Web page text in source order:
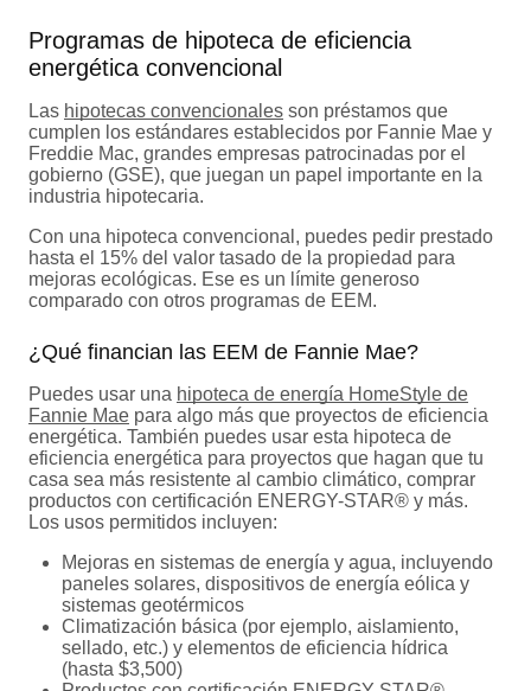
Programas de hipoteca de eficiencia
energética convencional
Las hipotecas convencionales son préstamos que
cumplen los estándares establecidos por Fannie Mae y
Freddie Mac, grandes empresas patrocinadas por el
gobierno (GSE), que juegan un papel importante en la
industria hipotecaria.
Con una hipoteca convencional, puedes pedir prestado
hasta el 15% del valor tasado de la propiedad para
mejoras ecológicas. Ese es un límite generoso
comparado con otros programas de EEM.
¿Qué financian las EEM de Fannie Mae?
Puedes usar una hipoteca de energía HomeStyle de
Fannie Mae para algo más que proyectos de eficiencia
energética. También puedes usar esta hipoteca de
eficiencia energética para proyectos que hagan que tu
casa sea más resistente al cambio climático, comprar
productos con certificación ENERGY-STAR® y más.
Los usos permitidos incluyen:
Mejoras en sistemas de energía y agua, incluyendo
paneles solares, dispositivos de energía eólica y
sistemas geotérmicos
Climatización básica (por ejemplo, aislamiento,
sellado, etc.) y elementos de eficiencia hídrica
(hasta $3,500)